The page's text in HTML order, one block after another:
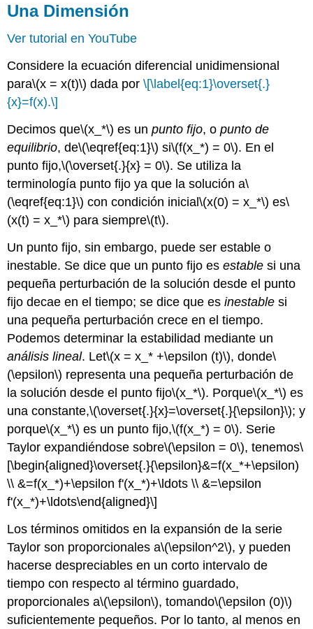
Una Dimensión
Ver tutorial en YouTube
Considere la ecuación diferencial unidimensional
para\(x = x(t)\) dada por\[\label{eq:1}\overset{.}
{x}=f(x).\]
Decimos que\(x_*\) es unpunto fijo, opunto de
equilibrio, de\(\eqref{eq:1}\) si\(f(x_*) = 0\). En el
punto fijo,\(\overset{.}{x} = 0\). Se utiliza la
terminología punto fijo ya que la solución a\
(\eqref{eq:1}\) con condición inicial\(x(0) = x_*\) es\
(x(t) = x_*\) para siempre\(t\).
Un punto fijo, sin embargo, puede ser estable o
inestable. Se dice que un punto fijo esestable si una
pequeña perturbación de la solución desde el punto
fijo decae en el tiempo; se dice que esinestable si
una pequeña perturbación crece en el tiempo.
Podemos determinar la estabilidad mediante un
análisis lineal. Let\(x = x_* +\epsilon (t)\), donde\
(\epsilon\) representa una pequeña perturbación de
la solución desde el punto fijo\(x_*\). Porque\(x_*\) es
una constante,\(\overset{.}{x}=\overset{.}{\epsilon}\); y
porque\(x_*\) es un punto fijo,\(f(x_*) = 0\). Serie
Taylor expandiéndose sobre\(\epsilon = 0\), tenemos\
[\begin{aligned}\overset{.}{\epsilon}&=f(x_*+\epsilon)
\\ &=f(x_*)+\epsilon f'(x_*)+\ldots \\ &=\epsilon
f'(x_*)+\ldots\end{aligned}\]
Los términos omitidos en la expansión de la serie
Taylor son proporcionales a\(\epsilon^2\), y pueden
hacerse despreciables en un corto intervalo de
tiempo con respecto al término guardado,
proporcionales a\(\epsilon\), tomando\(\epsilon (0)\)
suficientemente pequeños. Por lo tanto, al menos en